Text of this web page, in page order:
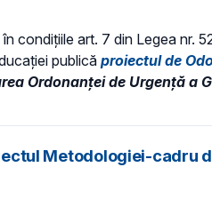
condiţiile art. 7 din Legea nr.
publică proiectul de
Ordonanței de Urgență a
Metodologiei-cadru